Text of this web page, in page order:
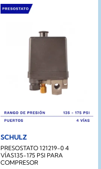
SCHULZ
PRESOSTATO 121219-0 4
VÍAS135-175 PSI PARA
COMPRESOR